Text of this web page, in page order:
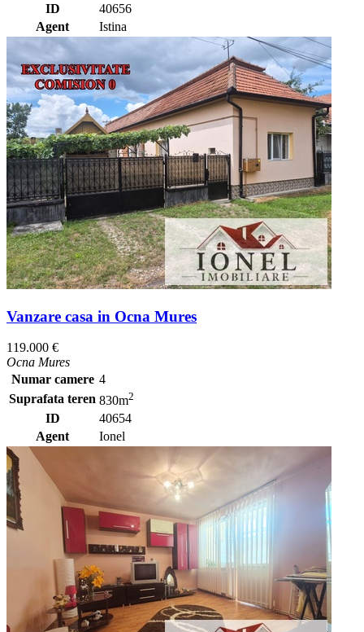
ID
40656
Agent
Istina
Vanzare casa in Ocna Mures
119.000 €
Ocna Mures
Numar camere 4
Suprafata teren 830m2
ID
40654
Agent
Ionel